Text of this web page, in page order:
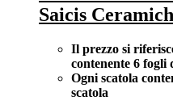
Saicis
Il prezzo si
contenente 6 fogli
Ogni scatola
scatola